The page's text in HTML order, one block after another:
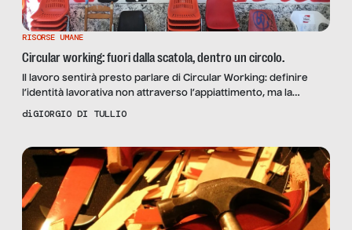
RISORSE UMANE
Circular working: fuori dalla scatola, dentro un circolo.
Il lavoro sentirà presto parlare di Circular Working: definire
l’identità lavorativa non attraverso l’appiattimento, ma la
valorizzazione delle differenze.
diGIORGIO DI TULLIO